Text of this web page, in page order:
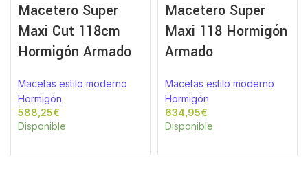
Macetero Super
Maxi Cut 118cm
Hormigón Armado
Macetas estilo moderno
Hormigón
€
Disponible
Macetero Super
Maxi 118 Hormigón
Armado
Macetas estilo moderno
Hormigón
€
Disponible